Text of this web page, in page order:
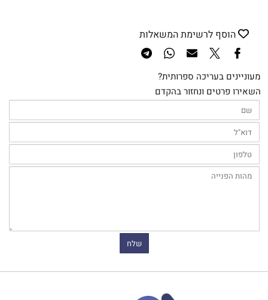
הוסף לרשימת המשאלות
מעוניינים בעריכה ספרותית?
השאירו פרטים ונחזור בהקדם